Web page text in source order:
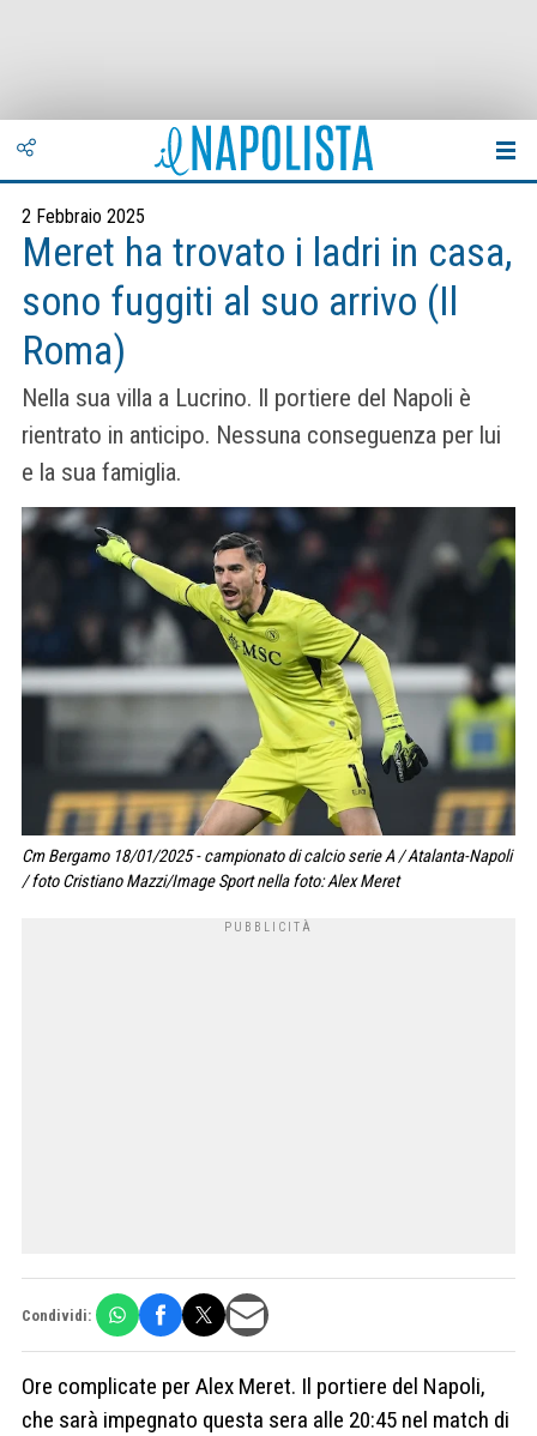
2 Febbraio 2025
Meret ha trovato i ladri in casa,
sono fuggiti al suo arrivo (Il
Roma)
Nella sua villa a Lucrino. Il portiere del Napoli è
rientrato in anticipo. Nessuna conseguenza per lui
e la sua famiglia.
Cm Bergamo 18/01/2025 - campionato di calcio serie A / Atalanta-Napoli
/ foto Cristiano Mazzi/Image Sport nella foto: Alex Meret
Condividi:
Ore complicate per Alex Meret. Il portiere del Napoli,
che sarà impegnato questa sera alle 20:45 nel match di